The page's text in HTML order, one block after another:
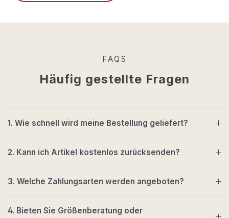
FAQS
Häufig gestellte Fragen
1. Wie schnell wird meine Bestellung geliefert?
2. Kann ich Artikel kostenlos zurücksenden?
3. Welche Zahlungsarten werden angeboten?
4. Bieten Sie Größenberatung oder